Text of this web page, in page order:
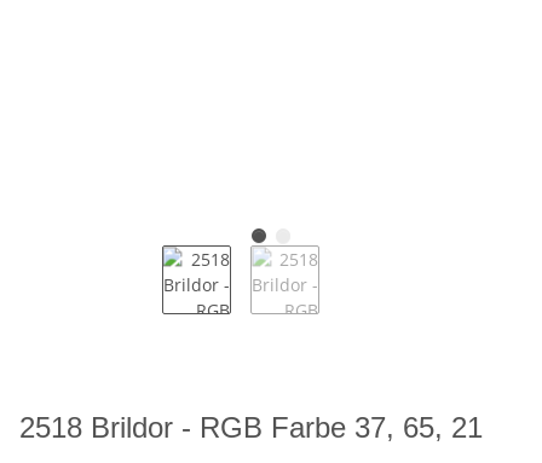
2518 Brildor - RGB Farbe 37, 65, 21